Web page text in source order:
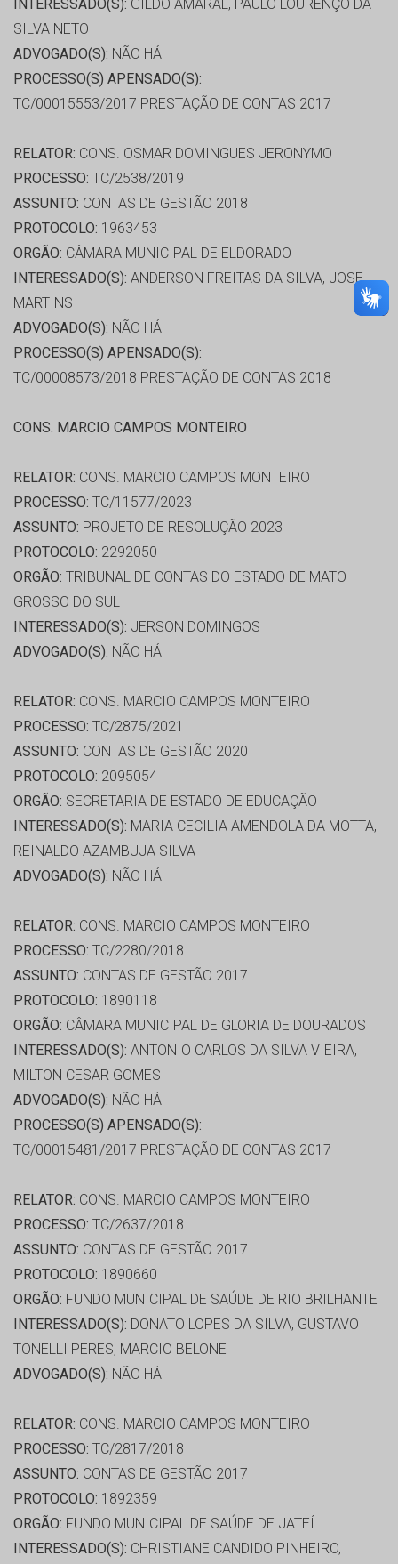
INTERESSADO(S): GILDO AMARAL, PAULO LOURENÇO DA
SILVA NETO
ADVOGADO(S): NÃO HÁ
PROCESSO(S) APENSADO(S):
TC/00015553/2017 PRESTAÇÃO DE CONTAS 2017
RELATOR: CONS. OSMAR DOMINGUES JERONYMO
PROCESSO: TC/2538/2019
ASSUNTO: CONTAS DE GESTÃO 2018
PROTOCOLO: 1963453
ORGÃO: CÂMARA MUNICIPAL DE ELDORADO
INTERESSADO(S): ANDERSON FREITAS DA SILVA, JOSE
MARTINS
ADVOGADO(S): NÃO HÁ
PROCESSO(S) APENSADO(S):
TC/00008573/2018 PRESTAÇÃO DE CONTAS 2018
CONS. MARCIO CAMPOS MONTEIRO
RELATOR: CONS. MARCIO CAMPOS MONTEIRO
PROCESSO: TC/11577/2023
ASSUNTO: PROJETO DE RESOLUÇÃO 2023
PROTOCOLO: 2292050
ORGÃO: TRIBUNAL DE CONTAS DO ESTADO DE MATO
GROSSO DO SUL
INTERESSADO(S): JERSON DOMINGOS
ADVOGADO(S): NÃO HÁ
RELATOR: CONS. MARCIO CAMPOS MONTEIRO
PROCESSO: TC/2875/2021
ASSUNTO: CONTAS DE GESTÃO 2020
PROTOCOLO: 2095054
ORGÃO: SECRETARIA DE ESTADO DE EDUCAÇÃO
INTERESSADO(S): MARIA CECILIA AMENDOLA DA MOTTA,
REINALDO AZAMBUJA SILVA
ADVOGADO(S): NÃO HÁ
RELATOR: CONS. MARCIO CAMPOS MONTEIRO
PROCESSO: TC/2280/2018
ASSUNTO: CONTAS DE GESTÃO 2017
PROTOCOLO: 1890118
ORGÃO: CÂMARA MUNICIPAL DE GLORIA DE DOURADOS
INTERESSADO(S): ANTONIO CARLOS DA SILVA VIEIRA,
MILTON CESAR GOMES
ADVOGADO(S): NÃO HÁ
PROCESSO(S) APENSADO(S):
TC/00015481/2017 PRESTAÇÃO DE CONTAS 2017
RELATOR: CONS. MARCIO CAMPOS MONTEIRO
PROCESSO: TC/2637/2018
ASSUNTO: CONTAS DE GESTÃO 2017
PROTOCOLO: 1890660
ORGÃO: FUNDO MUNICIPAL DE SAÚDE DE RIO BRILHANTE
INTERESSADO(S): DONATO LOPES DA SILVA, GUSTAVO
TONELLI PERES, MARCIO BELONE
ADVOGADO(S): NÃO HÁ
RELATOR: CONS. MARCIO CAMPOS MONTEIRO
PROCESSO: TC/2817/2018
ASSUNTO: CONTAS DE GESTÃO 2017
PROTOCOLO: 1892359
ORGÃO: FUNDO MUNICIPAL DE SAÚDE DE JATEÍ
INTERESSADO(S): CHRISTIANE CANDIDO PINHEIRO,